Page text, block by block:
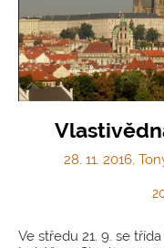
28. 11. 2016,
Ve středu 21. 9. se